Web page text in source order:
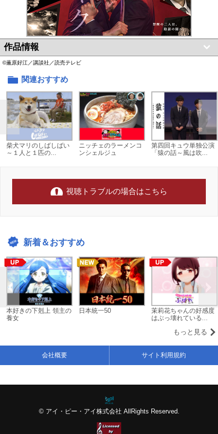
作品情報
©薫原好江／講談社／読売テレビ
関連おすすめ
柴犬マリのしばしばい
～１人と１匹の...
ニッチェのラーメンコ
ンシェルジュ
第四回キュウ単独公演
「猿の話～風は吹...
視聴トラブルの場合はこちら
新着＆おすすめ
本好きの下剋上 領主の
養女
日本統一50
茉莉花ちゃんの好感度
はぶっ壊れている...
もっと見る
© アイ・ピー・アイ株式会社 AllRights Reserved.
会社概要 サイト利用規約